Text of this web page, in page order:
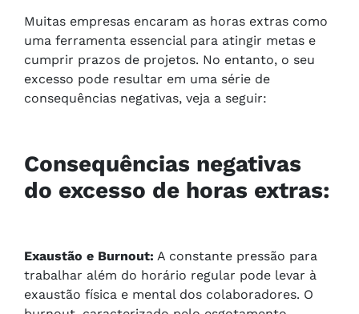
Muitas empresas encaram as horas extras como
uma ferramenta essencial para atingir metas e
cumprir prazos de projetos. No entanto, o seu
excesso pode resultar em uma série de
consequências negativas, veja a seguir:
Consequências negativas
do excesso de horas extras:
Exaustão e Burnout: A constante pressão para
trabalhar além do horário regular pode levar à
exaustão física e mental dos colaboradores. O